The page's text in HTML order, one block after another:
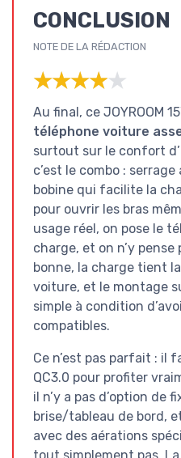
CONCLUSION
NOTE DE LA RÉDACTION
★★★★★
★★★★★
Au final, ce JOYROOM
téléphone voiture
surtout sur le confort
c’est le combo :
bobine qui facilite la
pour ouvrir les bras
usage réel, on pose le
charge, et on n’y
bonne, la charge tient
voiture, et le montage
simple à condition
compatibles.
Ce n’est pas parfait : il
QC3.0 pour profiter
il n’y a pas d’option de
brise/tableau de bord,
avec des aérations